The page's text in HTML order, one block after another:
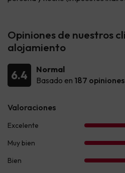
Opiniones de nuestros
alojamiento
6.4
Normal
Basado en 187 opiniones